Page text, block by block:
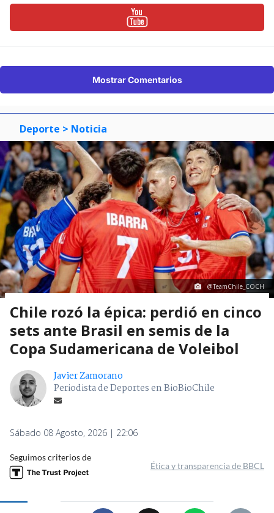
Mostrar Comentarios
Deporte > Noticia
@TeamChile_COCH
Chile rozó la épica: perdió en cinco
sets ante Brasil en semis de la
Copa Sudamericana de Voleibol
Javier Zamorano
Periodista de Deportes en BioBioChile
Sábado 08 Agosto, 2026 | 22:06
Seguimos criterios de
Ética y transparencia de BBCL